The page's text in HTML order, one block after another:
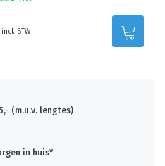
incl. BTW
(m.u.v. lengtes)
in huis*